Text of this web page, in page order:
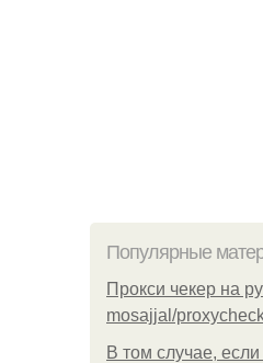
Популярные
Прокси чекер на
mosajjal/
В том случае,